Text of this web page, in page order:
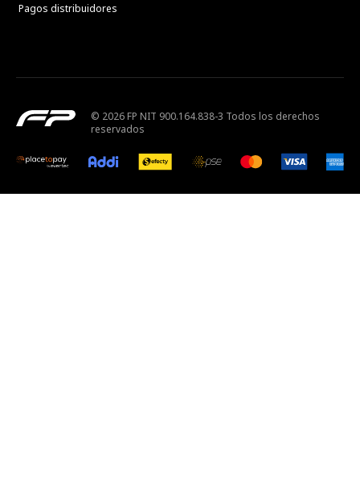
Pagos distribuidores
© 2026 FP NIT 900.164.838-3 Todos los derechos
reservados